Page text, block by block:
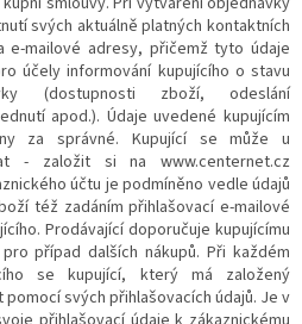
svých aktuálně platných kontaktních
mailové adresy, přičemž tyto údaje
účely informování kupujícího o stavu
(dostupnosti zboží, odeslání
apod.). Údaje uvedené kupujícím
za správné. Kupující se může u
- založit si na www.centernet.cz
účtu je podmíněno vedle údajů
též zadáním přihlašovací e-mailové
Prodávající doporučuje kupujícímu
případ dalších nákupů. Při každém
se kupující, který má založený
svých přihlašovacích údajů. Je v